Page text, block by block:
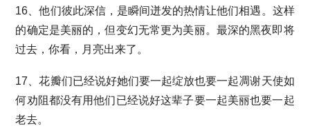
16、他们彼此深信，是瞬间迸发的热情让他们相遇。这样
的确定是美丽的，但变幻无常更为美丽。最深的黑夜即将
过去，你看，月亮出来了。
17、花瓣们已经说好她们要一起绽放也要一起凋谢天使如
何劝阻都没有用他们已经说好这辈子要一起美丽也要一起
老去。